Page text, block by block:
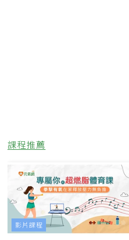
課程推薦
影片課程